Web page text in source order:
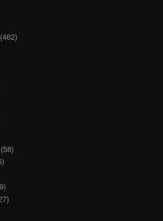
(462)
(58)